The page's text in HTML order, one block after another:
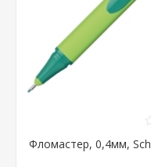
Фломастер, 0,4мм,